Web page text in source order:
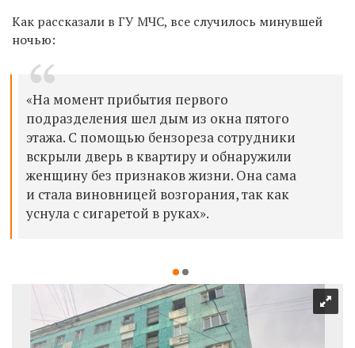
Как рассказали в ГУ МЧС, все случилось минувшей
ночью:
«На момент прибытия первого
подразделения шел дым из окна пятого
этажа. С помощью бензореза сотрудники
вскрыли дверь в квартиру и обнаружили
женщину без признаков жизни. Она сама
и стала виновницей возгорания, так как
уснула с сигаретой в руках».